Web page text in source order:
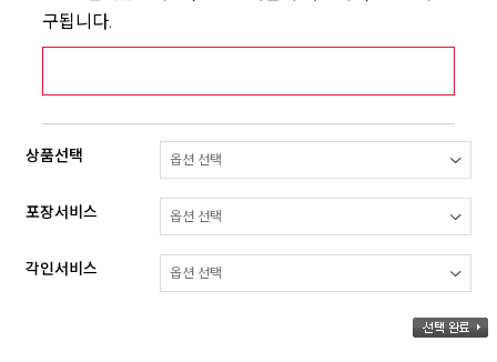
구됩니다.
상품선택
포장서비스
각인서비스